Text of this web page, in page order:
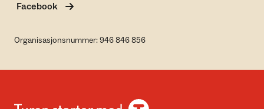
Facebook
Organisasjonsnummer: 946 846 856